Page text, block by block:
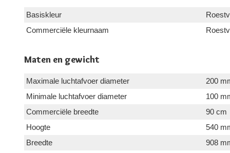
Basiskleur
Commerciële kleurnaam
Maten en gewicht
Maximale luchtafvoer diameter
200
Minimale luchtafvoer diameter
100
Commerciële breedte
90 cm
Hoogte
540
Breedte
908